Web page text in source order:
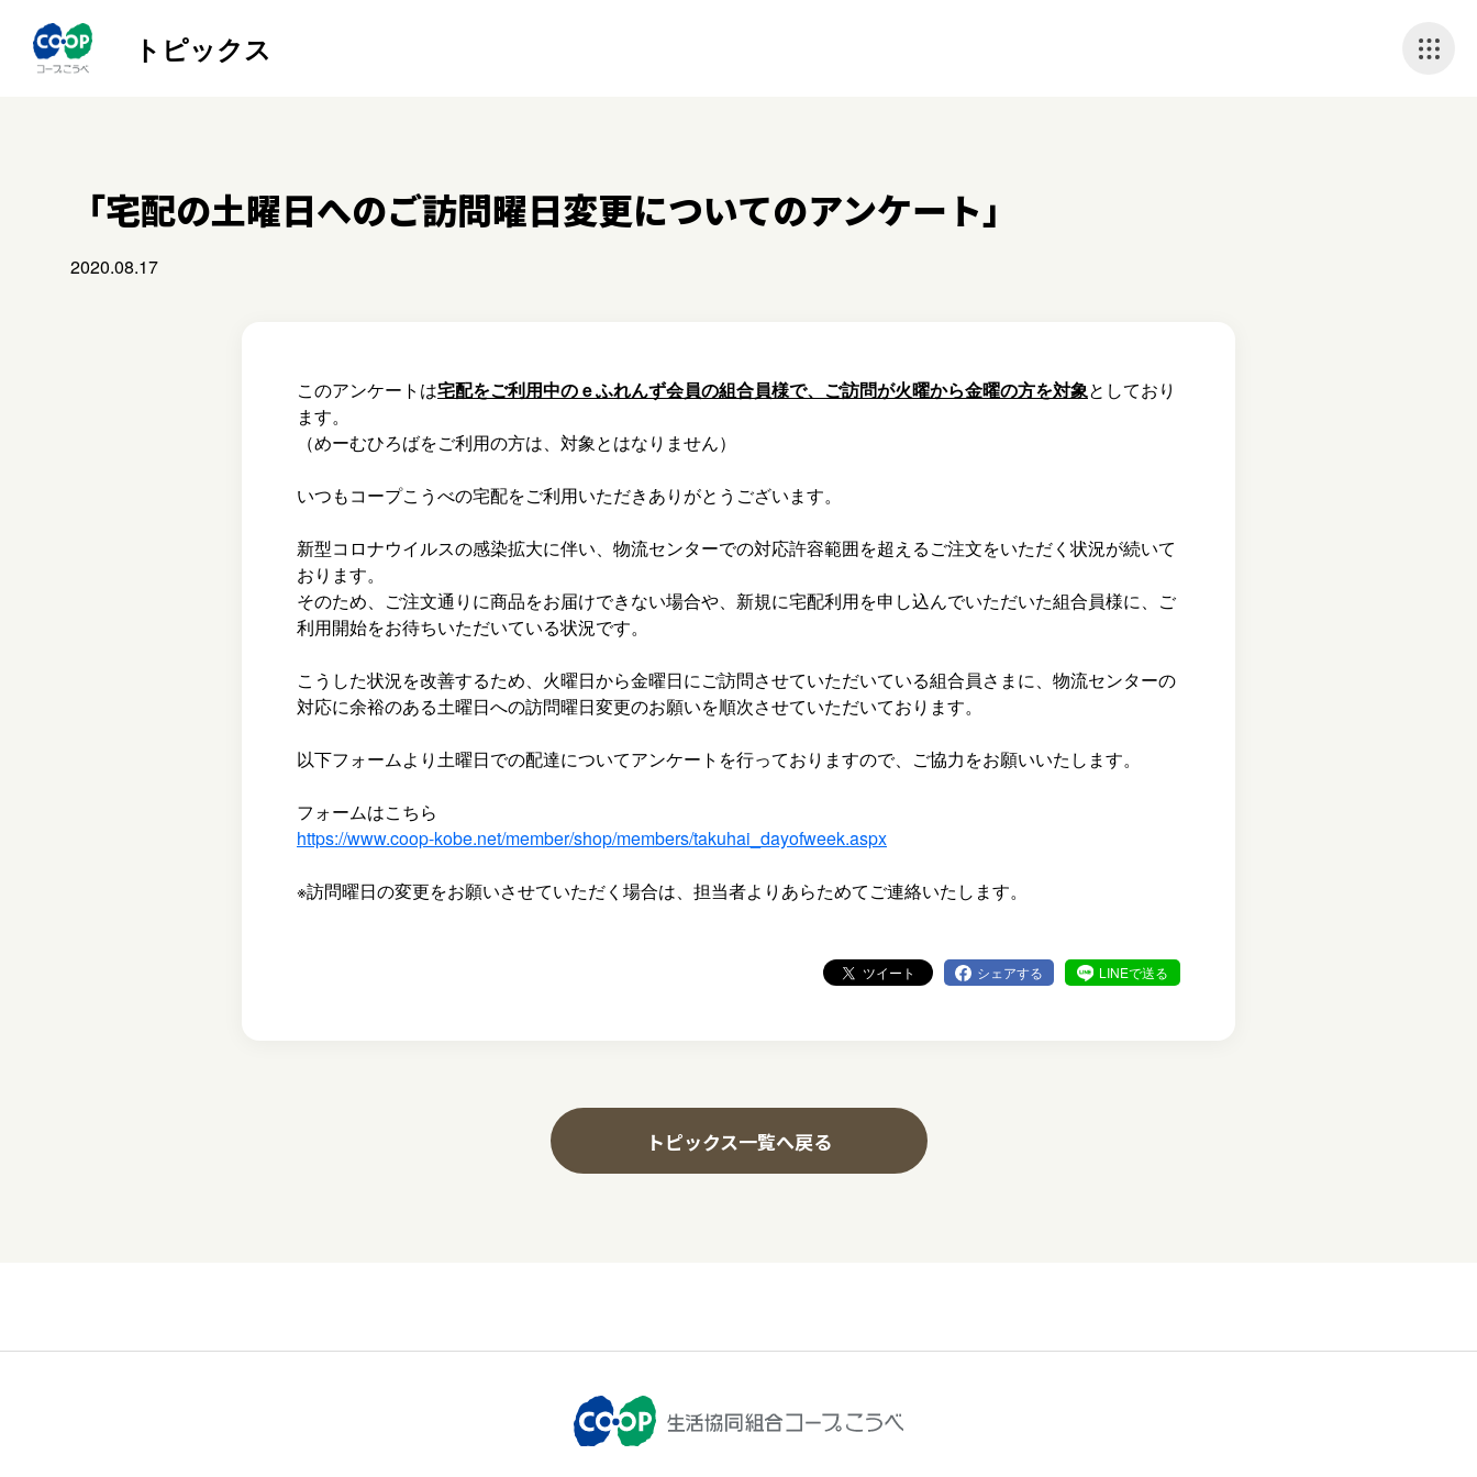
トピックス
「宅配の土曜日へのご訪問曜日変更についてのアンケート」
2020.08.17
このアンケートは宅配をご利用中のｅふれんず会員の組合員様で、ご訪問が火曜から金曜の方を対象としており
ます。
（めーむひろばをご利用の方は、対象とはなりません）
いつもコープこうべの宅配をご利用いただきありがとうございます。
新型コロナウイルスの感染拡大に伴い、物流センターでの対応許容範囲を超えるご注文をいただく状況が続いて
おります。
そのため、ご注文通りに商品をお届けできない場合や、新規に宅配利用を申し込んでいただいた組合員様に、ご
利用開始をお待ちいただいている状況です。
こうした状況を改善するため、火曜日から金曜日にご訪問させていただいている組合員さまに、物流センターの
対応に余裕のある土曜日への訪問曜日変更のお願いを順次させていただいております。
以下フォームより土曜日での配達についてアンケートを行っておりますので、ご協力をお願いいたします。
フォームはこちら
https://www.coop-kobe.net/member/shop/members/takuhai_dayofweek.aspx
※訪問曜日の変更をお願いさせていただく場合は、担当者よりあらためてご連絡いたします。
ツイート シェアする LINEで送る
トピックス一覧へ戻る